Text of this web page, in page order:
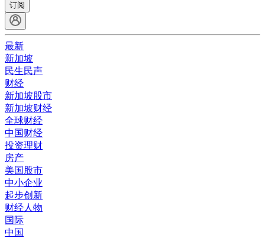
订阅
最新
新加坡
民生民声
财经
新加坡股市
新加坡财经
全球财经
中国财经
投资理财
房产
美国股市
中小企业
起步创新
财经人物
国际
中国